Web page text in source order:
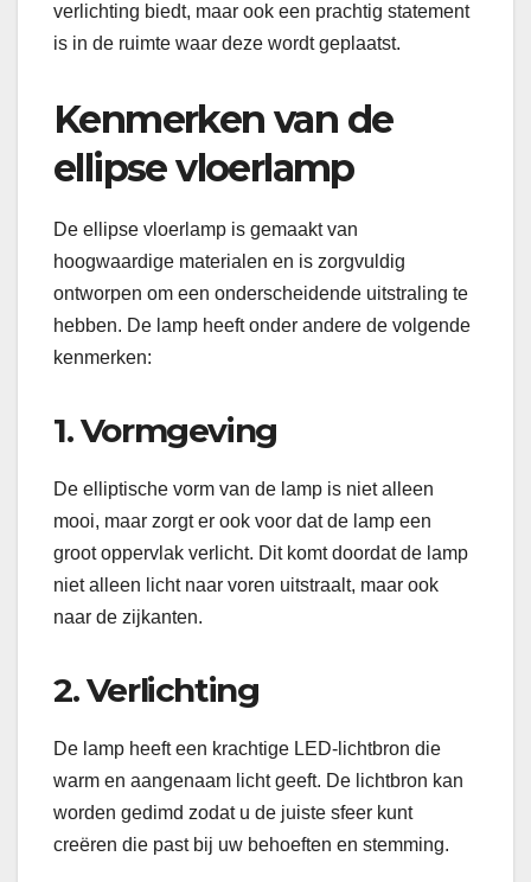
verlichting biedt, maar ook een prachtig statement
is in de ruimte waar deze wordt geplaatst.
Kenmerken van de
ellipse vloerlamp
De ellipse vloerlamp is gemaakt van
hoogwaardige materialen en is zorgvuldig
ontworpen om een onderscheidende uitstraling te
hebben. De lamp heeft onder andere de volgende
kenmerken:
1. Vormgeving
De elliptische vorm van de lamp is niet alleen
mooi, maar zorgt er ook voor dat de lamp een
groot oppervlak verlicht. Dit komt doordat de lamp
niet alleen licht naar voren uitstraalt, maar ook
naar de zijkanten.
2. Verlichting
De lamp heeft een krachtige LED-lichtbron die
warm en aangenaam licht geeft. De lichtbron kan
worden gedimd zodat u de juiste sfeer kunt
creëren die past bij uw behoeften en stemming.